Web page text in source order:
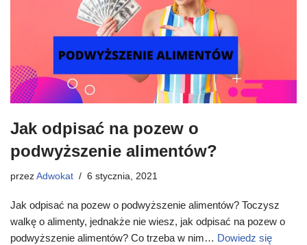
Jak odpisać na pozew o
podwyższenie alimentów?
przez Adwokat 6 stycznia, 2021
Jak odpisać na pozew o podwyższenie alimentów? Toczysz
walkę o alimenty, jednakże nie wiesz, jak odpisać na pozew o
podwyższenie alimentów? Co trzeba w nim… Dowiedz się